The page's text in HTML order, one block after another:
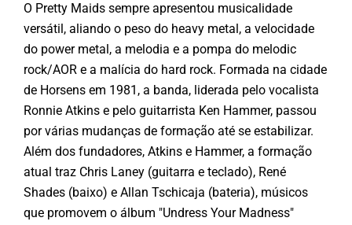
O Pretty Maids sempre apresentou musicalidade
versátil, aliando o peso do heavy metal, a velocidade
do power metal, a melodia e a pompa do melodic
rock/AOR e a malícia do hard rock. Formada na cidade
de Horsens em 1981, a banda, liderada pelo vocalista
Ronnie Atkins e pelo guitarrista Ken Hammer, passou
por várias mudanças de formação até se estabilizar.
Além dos fundadores, Atkins e Hammer, a formação
atual traz Chris Laney (guitarra e teclado), René
Shades (baixo) e Allan Tschicaja (bateria), músicos
que promovem o álbum "Undress Your Madness"